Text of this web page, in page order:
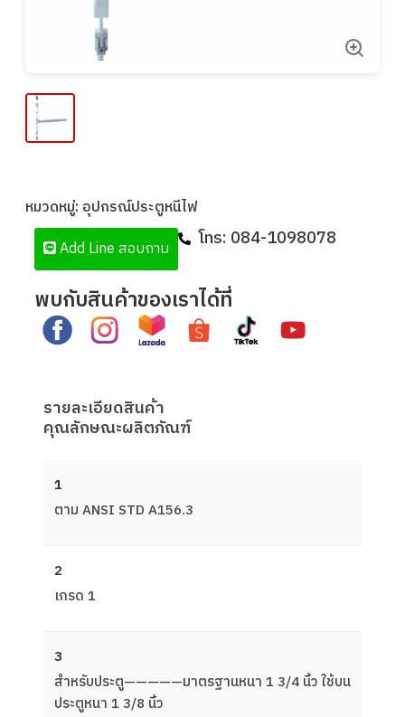
หมวดหมู่: อุปกรณ์ประตูหนีไฟ
Add Line สอบถาม
โทร: 084-1098078
พบกับสินค้าของเราได้ที่
รายละเอียดสินค้า
คุณลักษณะผลิตภัณฑ์
1
ตาม ANSI STD A156.3
2
เกรด 1
3
สำหรับประตู—————มาตรฐานหนา 1 3/4 นิ้ว ใช้บน
ประตูหนา 1 3/8 นิ้ว